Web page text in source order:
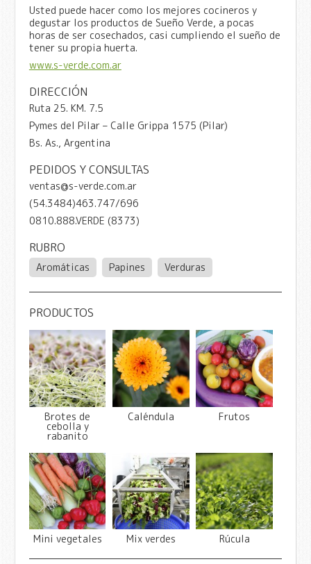
Usted puede hacer como los mejores cocineros y
degustar los productos de Sueño Verde, a pocas
horas de ser cosechados, casi cumpliendo el sueño de
tener su propia huerta.
www.s-verde.com.ar
DIRECCIÓN
Ruta 25. KM. 7.5
Pymes del Pilar – Calle Grippa 1575 (Pilar)
Bs. As., Argentina
PEDIDOS Y CONSULTAS
ventas@s-verde.com.ar
(54.3484)463.747/696
0810.888.VERDE (8373)
RUBRO
Aromáticas Papines Verduras
PRODUCTOS
Brotes de
cebolla y
rabanito
Caléndula Frutos
Mini vegetales Mix verdes Rúcula